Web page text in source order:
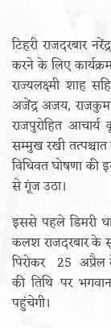
टिहरी राजदरबार
करने के लिए
राज्यलक्ष्मी शाह
अजेंद्र अजय,
राजपुरोहित
सम्मुख रखी
विधिवत घोषणा की
से गूंज उठा।
इससे पहले डिमरी
कलश राजदरबार के
पिरोकर 25
की तिथि पर
पहुंचेगी।